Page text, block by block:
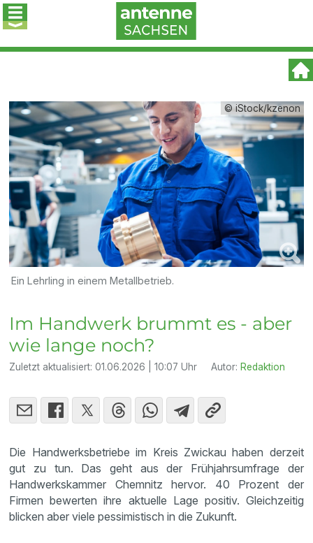
© iStock/kzenon
Ein Lehrling in einem Metallbetrieb.
Im Handwerk brummt es - aber
wie lange noch?
Zuletzt aktualisiert:01.06.2026 | 10:07 Uhr Autor: Redaktion
Die Handwerksbetriebe im Kreis Zwickau haben derzeit
gut zu tun. Das geht aus der Frühjahrsumfrage der
Handwerkskammer Chemnitz hervor. 40 Prozent der
Firmen bewerten ihre aktuelle Lage positiv. Gleichzeitig
blicken aber viele pessimistisch in die Zukunft.